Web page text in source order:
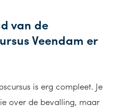
van de
Veendam er
is erg compleet. Je
over de bevalling, maar